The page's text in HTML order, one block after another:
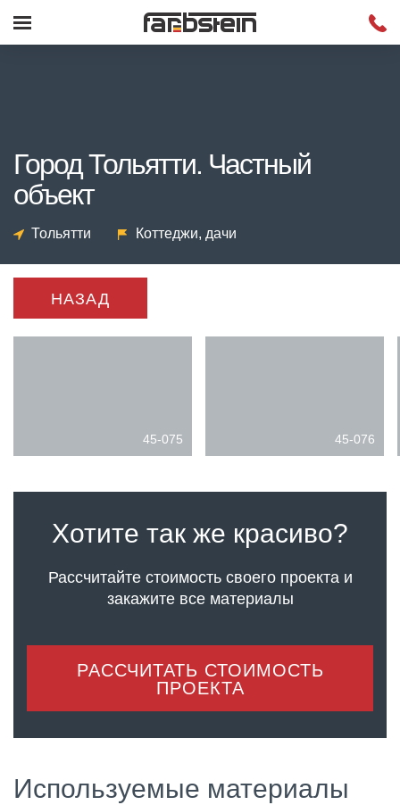
Город Тольятти. Частный
объект
Тольятти Коттеджи, дачи
НАЗАД
45-075 45-076
Хотите так же красиво?
Рассчитайте стоимость своего проектаи
закажите все материалы
РАССЧИТАТЬ СТОИМОСТЬ
ПРОЕКТА
Используемые материалы